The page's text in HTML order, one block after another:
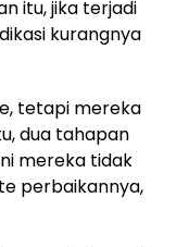
itu, jika terjadi
kurangnya
tetapi mereka
dua tahapan
mereka tidak
perbaikannya,